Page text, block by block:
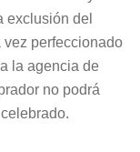
exclusión del
vez perfeccionado
la agencia de
no podrá